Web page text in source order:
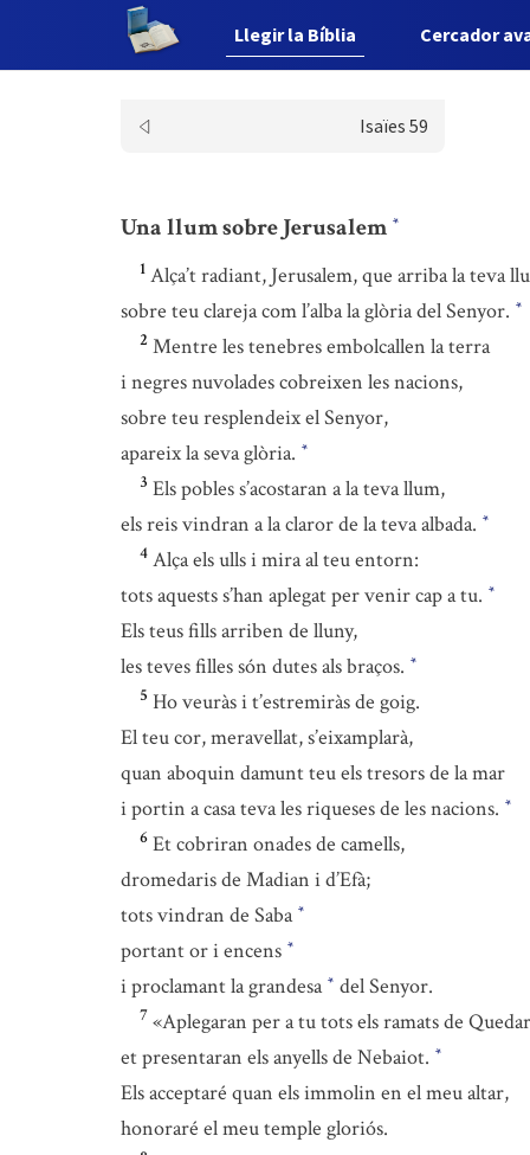
Llegir la Bíblia Cercador
Isaïes 59
Una llum sobre Jerusalem *
1 Alça’t radiant, Jerusalem, que arriba la teva
sobre teu clareja com l’alba la glòria del Senyor. *
2 Mentre les tenebres embolcallen la terra
i negres nuvolades cobreixen les nacions,
sobre teu resplendeix el Senyor,
apareix la seva glòria. *
3 Els pobles s’acostaran a la teva llum,
els reis vindran a la claror de la teva albada. *
4 Alça els ulls i mira al teu entorn:
tots aquests s’han aplegat per venir cap a tu. *
Els teus fills arriben de lluny,
les teves filles són dutes als braços. *
5 Ho veuràs i t’estremiràs de goig.
El teu cor, meravellat, s’eixamplarà,
quan aboquin damunt teu els tresors de la mar
i portin a casa teva les riqueses de les nacions. *
6 Et cobriran onades de camells,
dromedaris de Madian i d’Efà;
tots vindran de Saba *
portant or i encens *
i proclamant la grandesa * del Senyor.
7 «Aplegaran per a tu tots els ramats de
et presentaran els anyells de Nebaiot. *
Els acceptaré quan els immolin en el meu altar,
honoraré el meu temple gloriós.